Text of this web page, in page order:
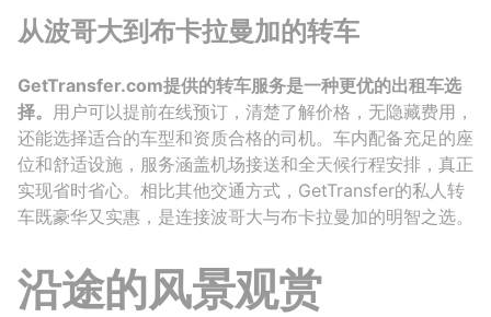
从波哥大到布卡拉曼加的转车
GetTransfer.com提供的转车服务是一种更优的出租车选
择。 用户可以提前在线预订，清楚了解价格，无隐藏费用，
还能选择适合的车型和资质合格的司机。车内配备充足的座
位和舒适设施，服务涵盖机场接送和全天候行程安排，真正
实现省时省心。相比其他交通方式，GetTransfer的私人转
车既豪华又实惠，是连接波哥大与布卡拉曼加的明智之选。
沿途的风景观赏